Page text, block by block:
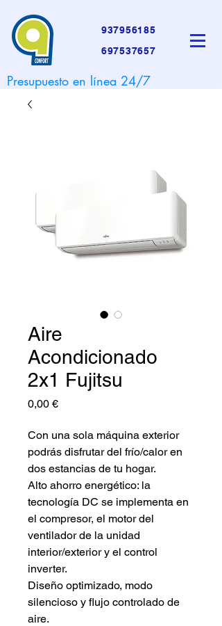
937956185
697537657
Presupuesto en línea 24/7
Aire
Acondicionado
2x1 Fujitsu
0,00 €Precio
Con una sola máquina exterior
podrás disfrutar del frío/calor en
dos estancias de tu hogar.
Alto ahorro energético: la
tecnología DC se implementa en
el compresor, el motor del
ventilador de la unidad
interior/exterior y el control
inverter.
Diseño optimizado, modo
silencioso y flujo controlado de
aire.